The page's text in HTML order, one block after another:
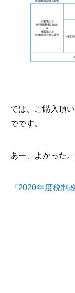
では、ご購入頂
でです。
あー、よかった
『2020年度税制